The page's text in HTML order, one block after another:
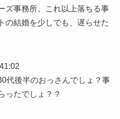
ズ事務所。これ以上落ちる事
の結婚を少しでも、遅らせた
代後半のおっさんでしょ？事
ったでしょ？？